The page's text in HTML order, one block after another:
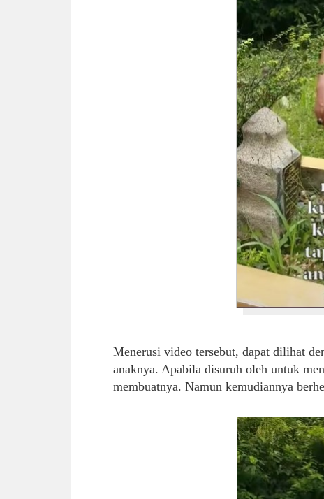
Menerusi video tersebut, dapat dilihat
anaknya. Apabila disuruh oleh untuk
membuatnya. Namun kemudiannya